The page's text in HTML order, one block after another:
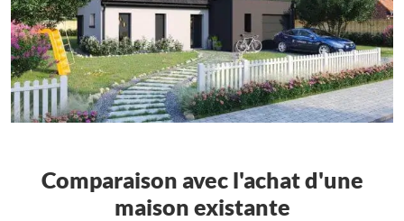
Comparaison avec l'achat d'une
maison existante